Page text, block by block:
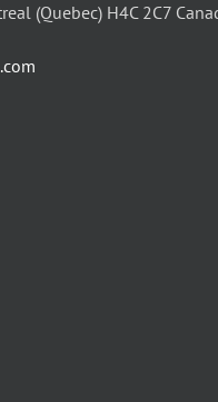
(Quebec) H4C 2C7